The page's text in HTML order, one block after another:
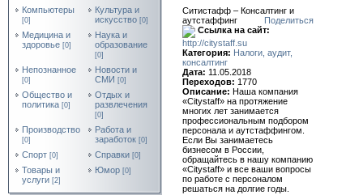
Компьютеры
[0]
Культура и
искусство [0]
Медицина и
здоровье [0]
Наука и
образование
[0]
Непознанное
[0]
Новости и
СМИ [0]
Общество и
политика [0]
Отдых и
развлечения
[0]
Производство
[0]
Работа и
заработок [0]
Спорт [0] Справки [0]
Товары и
услуги [2]
Юмор [0]
Ситистафф – Консалтинг и
аутстаффинг
Поделиться
Ссылка на сайт:
http://citystaff.su
Категория: Налоги, аудит,
консалтинг
Дата: 11.05.2018
Переходов: 1770
Описание: Наша компания
«Citystaff» на протяжение
многих лет занимается
профессиональным подбором
персонала и аутстаффингом.
Если Вы занимаетесь
бизнесом в России,
обращайтесь в нашу компанию
«Citystaff» и все ваши вопросы
по работе с персоналом
решаться на долгие годы.